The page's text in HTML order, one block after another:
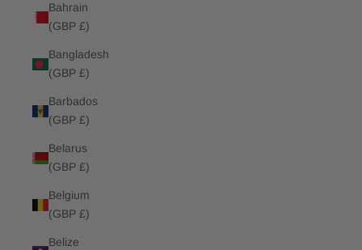
Bahrain
(GBP £)
Bangladesh
(GBP £)
Barbados
(GBP £)
Belarus
(GBP £)
Belgium
(GBP £)
Belize